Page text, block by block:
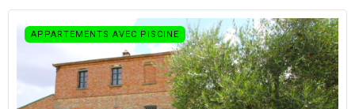
APPARTEMENTS AVEC PISCINE